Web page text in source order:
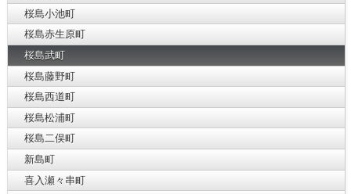
桜島小池町
桜島赤生原町
桜島武町
桜島藤野町
桜島西道町
桜島松浦町
桜島二俣町
新島町
喜入瀬々串町